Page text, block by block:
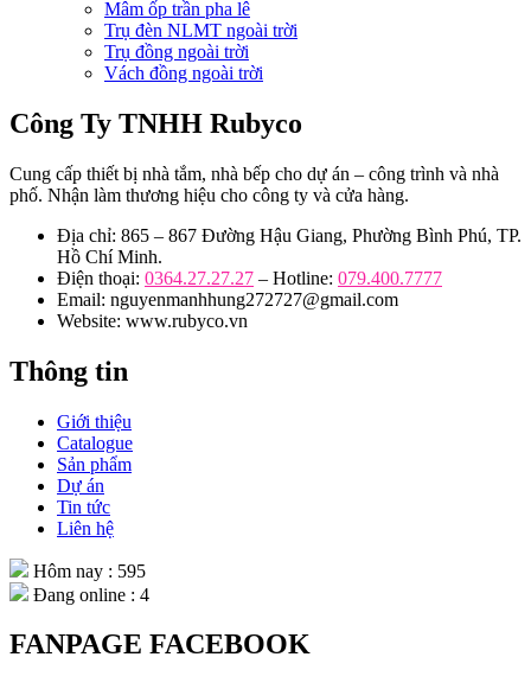
Mâm ốp trần pha lê
Trụ đèn NLMT ngoài trời
Trụ đồng ngoài trời
Vách đồng ngoài trời
Công Ty TNHH Rubyco
Cung cấp thiết bị nhà tắm, nhà bếp cho dự án – công trình và nhà
phố. Nhận làm thương hiệu cho công ty và cửa hàng.
Địa chỉ: 865 – 867 Đường Hậu Giang, Phường Bình Phú, TP.
Hồ Chí Minh.
Điện thoại: 0364.27.27.27 – Hotline: 079.400.7777
Email: nguyenmanhhung272727@gmail.com
Website: www.rubyco.vn
Thông tin
Giới thiệu
Catalogue
Sản phẩm
Dự án
Tin tức
Liên hệ
Hôm nay : 595
Đang online : 4
FANPAGE FACEBOOK